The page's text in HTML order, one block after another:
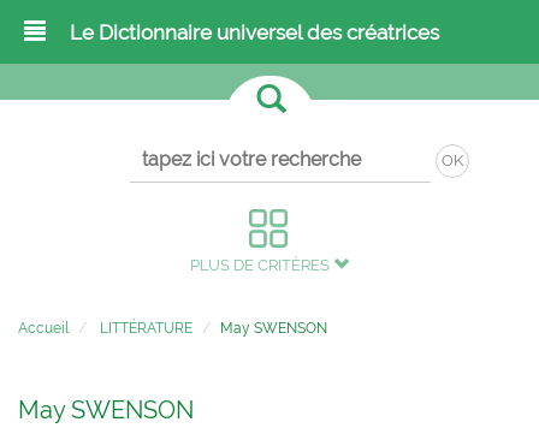
Le Dictionnaire universel des créatrices
OK
PLUS DE CRITÈRES
Accueil LITTÉRATURE May SWENSON
May SWENSON